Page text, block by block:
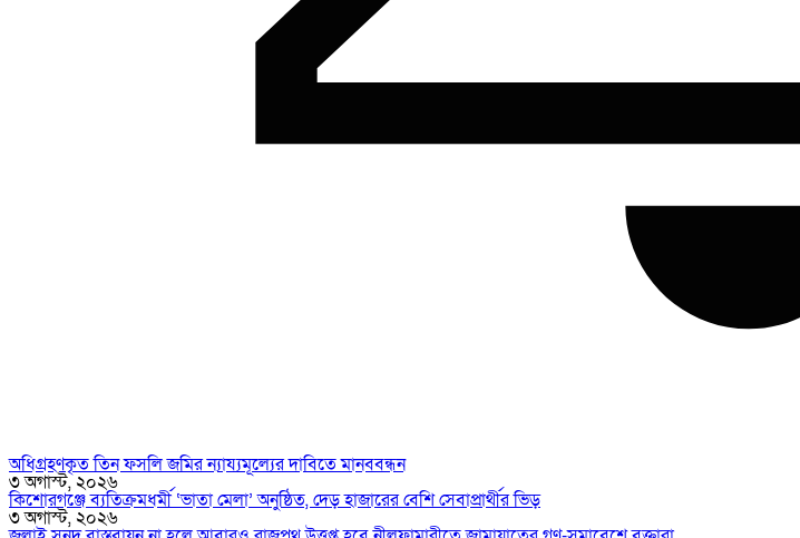
অধিগ্রহণকৃত তিন ফসলি জমির ন্যায্যমূল্যের দাবিতে মানববন্ধন
৩ অগাস্ট, ২০২৬
কিশোরগঞ্জে ব্যতিক্রমধর্মী ‘ভাতা মেলা’ অনুষ্ঠিত, দেড় হাজারের বেশি সেবাপ্রার্থীর ভিড়
৩ অগাস্ট, ২০২৬